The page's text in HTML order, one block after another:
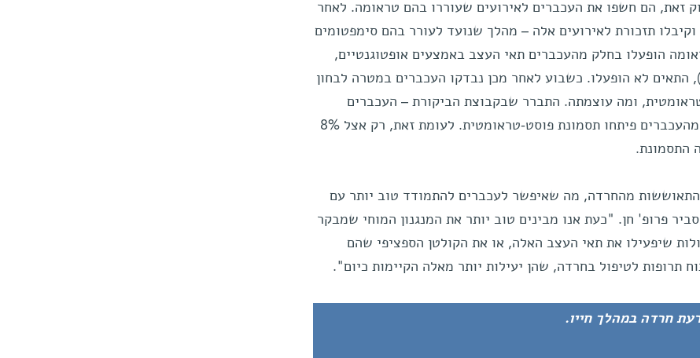
זאת, הם חשפו את העכברים לאירועים שעוררו בהם טראומה. לאחר
תזכורת לאירועים אלה – מהלך שנועד לעורר בהם סימפטומים
הופעלו בחלק מהעכברים תאי העצב באמצעים אופטוגנטיים,
התאים לא הופעלו. כשבוע לאחר מכן נבדקו העכברים במטרה לבחון
ומה עוצמתה. התברר שבקבוצת הביקורת – העכברים
שבהם תאי העצב לא הופעלו – 42% מהעכברים פיתחו תסמונת פוסט-טראומטית. לעומת זאת, רק אצל 8%
התסמונת.
מהחרדה, מה שאיפשר לעכברים להתמודד טוב יותר עם
פרופ' חן. "כעת אנו מבינים טוב יותר את המנגנון המוחי שמבקר
שיפעילו את תאי העצב האלה, או את הקולטן הספציפי שהם
תרופות לטיפול בחרדה, שהן יעילות יותר מאלה הקיימות כיום".
חרדה במהלך חייו.